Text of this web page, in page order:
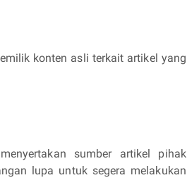
konten asli terkait artikel yang
sumber artikel pihak
lupa untuk segera melakukan